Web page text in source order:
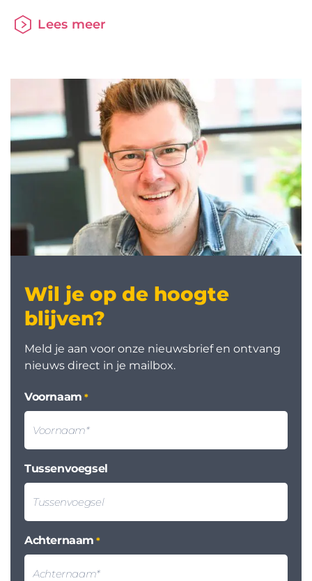
verleng je straks jaarlijks je aansluiting op het HDN
Lees meer
Wil je op de hoogte
blijven?
Meld je aan voor onze nieuwsbrief en ontvang
nieuws direct in je mailbox.
Voornaam *
Tussenvoegsel
Achternaam *